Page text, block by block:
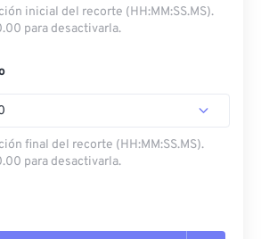
inicial del recorte (HH:MM:SS.MS).
para desactivarla.
final del recorte (HH:MM:SS.MS).
para desactivarla.